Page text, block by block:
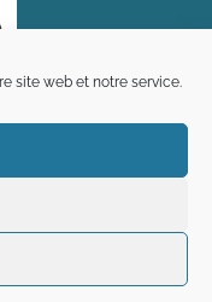
site web et notre service.